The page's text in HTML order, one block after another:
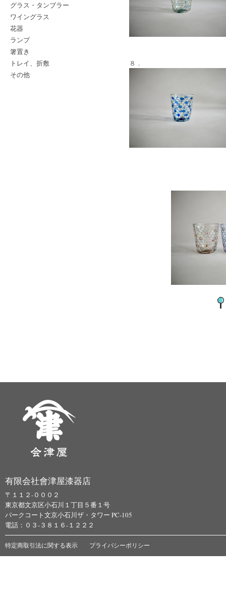
グラス・タンブラー
ワイングラス
花器
ランプ
箸置き
トレイ、折敷
その他
８．
有限会社會津屋漆器店
〒１１２-０００２
東京都文京区小石川１丁目５番１号
パークコート文京小石川ザ・タワー PC-105
電話：０３-３８１６-１２２２
特定商取引法に関する表示 プライバシーポリシー